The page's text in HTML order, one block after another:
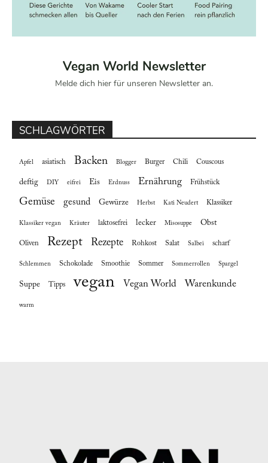
Vegan World Newsletter
Melde dich hier für unseren Newsletter an.
SCHLAGWÖRTER
Apfel asiatisch Backen Blogger Burger Chili Couscous
deftig DIY eifrei Eis Erdnuss Ernährung Frühstück
Gemüse gesund Gewürze Herbst Kati Neudert Klassiker
Klassiker vegan Kräuter laktosefrei lecker Misosuppe Obst
Oliven Rezept Rezepte Rohkost Salat Salbei scharf
Schlemmen Schokolade Smoothie Sommer Sommerrollen Spargel
Suppe Tipps vegan Vegan World Warenkunde
warm